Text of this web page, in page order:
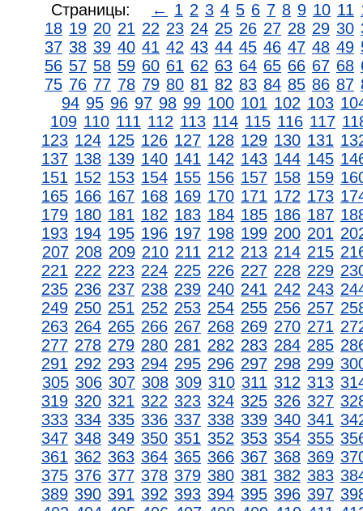
Страницы: ← 1 2 3 4 5 6 7 8 9 10 11
18 19 20 21 22 23 24 25 26 27 28 29 30
37 38 39 40 41 42 43 44 45 46 47 48 49
56 57 58 59 60 61 62 63 64 65 66 67 68
75 76 77 78 79 80 81 82 83 84 85 86 87
94 95 96 97 98 99 100 101 102 103
109 110 111 112 113 114 115 116 117
123 124 125 126 127 128 129 130 131
137 138 139 140 141 142 143 144 145
151 152 153 154 155 156 157 158 159
165 166 167 168 169 170 171 172 173
179 180 181 182 183 184 185 186 187
193 194 195 196 197 198 199 200 201
207 208 209 210 211 212 213 214 215
221 222 223 224 225 226 227 228 229
235 236 237 238 239 240 241 242 243
249 250 251 252 253 254 255 256 257
263 264 265 266 267 268 269 270 271
277 278 279 280 281 282 283 284 285
291 292 293 294 295 296 297 298 299
305 306 307 308 309 310 311 312 313
319 320 321 322 323 324 325 326 327
333 334 335 336 337 338 339 340 341
347 348 349 350 351 352 353 354 355
361 362 363 364 365 366 367 368 369
375 376 377 378 379 380 381 382 383
389 390 391 392 393 394 395 396 397